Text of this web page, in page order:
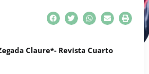
Claure*- Revista Cuarto